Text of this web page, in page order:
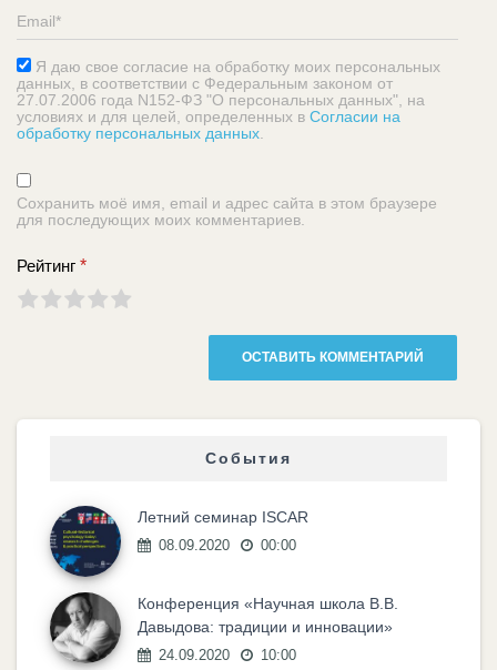
Я даю свое согласие на обработку моих персональных
данных, в соответствии с Федеральным законом от
27.07.2006 года N152-ФЗ "О персональных данных", на
условиях и для целей, определенных в Согласии на
обработку персональных данных.
Сохранить моё имя, email и адрес сайта в этом браузере
для последующих моих комментариев.
Рейтинг *
События
Летний семинар ISCAR
08.09.2020 00:00
Конференция «Научная школа В.В.
Давыдова: традиции и инновации»
24.09.2020 10:00